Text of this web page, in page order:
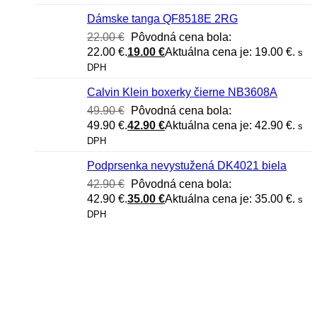
Dámske tanga QF8518E 2RG
22.00€
Pôvodná cena bola:
22.00 €.19.00 €Aktuálna cena je: 19.00 €. s
DPH
Calvin Klein boxerky čierne NB3608A
49.90€
Pôvodná cena bola:
49.90 €.42.90 €Aktuálna cena je: 42.90 €. s
DPH
Podprsenka nevystužená DK4021 biela
42.90€
Pôvodná cena bola:
42.90 €.35.00 €Aktuálna cena je: 35.00 €. s
DPH